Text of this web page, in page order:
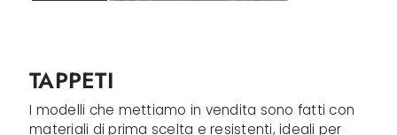
TAPPETI
I modelli che mettiamo in vendita sono fatti con
materiali di prima scelta e resistenti, ideali per